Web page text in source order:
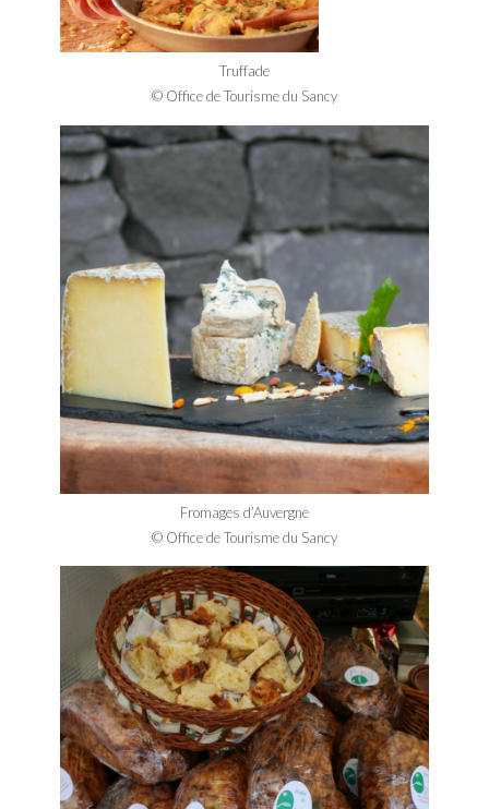
Truffade
© Office de Tourisme du Sancy
Fromages d’Auvergne
© Office de Tourisme du Sancy